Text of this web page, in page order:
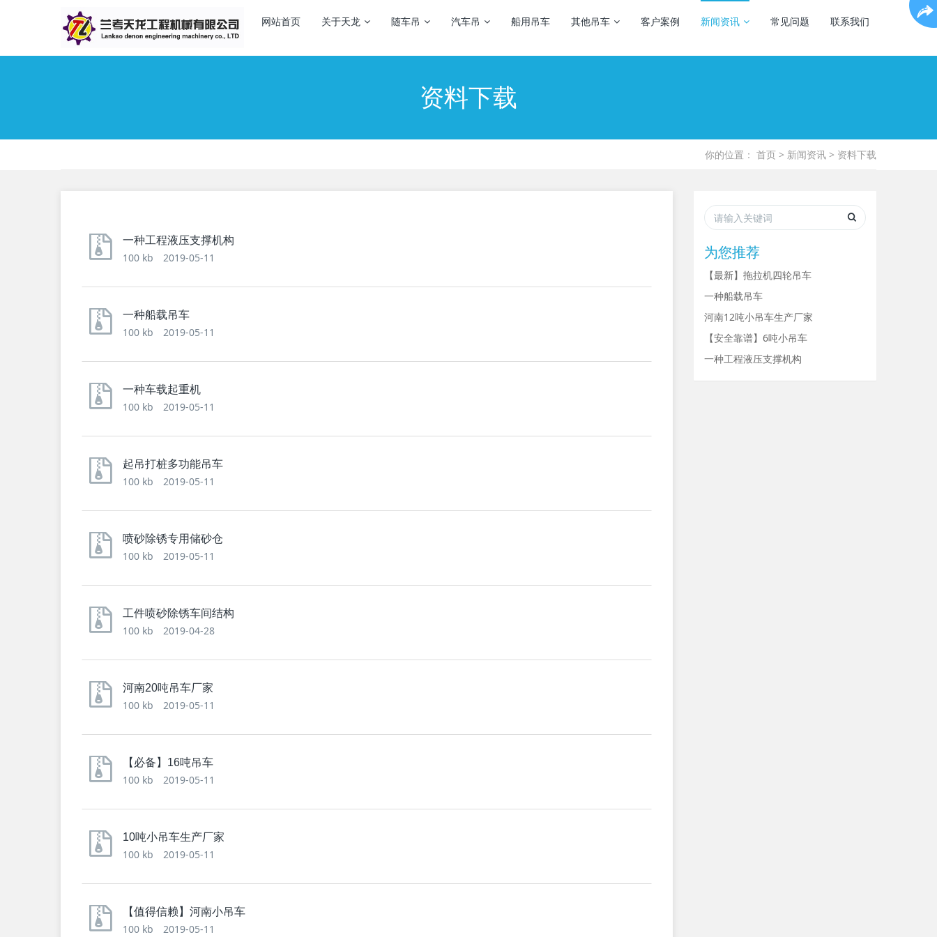
网站首页 关于天龙 随车吊 汽车吊 船用吊车 其他吊车 客户案例 新闻资讯 常见问题 联系我们
资料下载
你的位置： 首页 > 新闻资讯 > 资料下载
一种工程液压支撑机构
100 kb 2019-05-11
一种船载吊车
100 kb 2019-05-11
一种车载起重机
100 kb 2019-05-11
起吊打桩多功能吊车
100 kb 2019-05-11
喷砂除锈专用储砂仓
100 kb 2019-05-11
工件喷砂除锈车间结构
100 kb 2019-04-28
河南20吨吊车厂家
100 kb 2019-05-11
【必备】16吨吊车
100 kb 2019-05-11
10吨小吊车生产厂家
100 kb 2019-05-11
【值得信赖】河南小吊车
100 kb 2019-05-11
为您推荐
【最新】拖拉机四轮吊车
一种船载吊车
河南12吨小吊车生产厂家
【安全靠谱】6吨小吊车
一种工程液压支撑机构